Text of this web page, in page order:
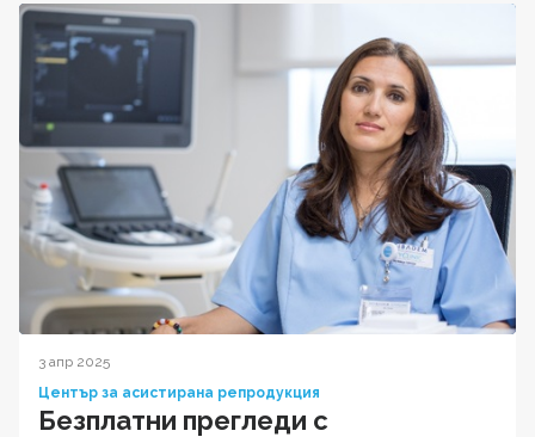
3 апр 2025
Център за асистирана репродукция
Безплатни прегледи с